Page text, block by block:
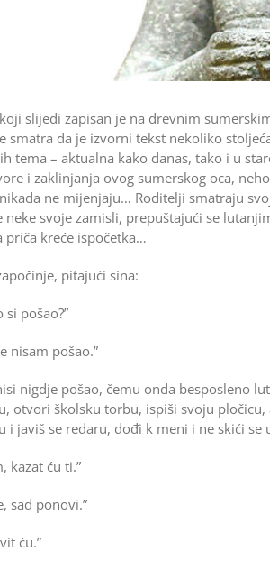
slijedi zapisan je na drevnim
smatra da je izvorni tekst nekoliko
tema – aktualna kako danas, tako i u
i zaklinjanja ovog sumerskog oca,
ne mijenjaju… Roditelji smatraju
neke svoje zamisli, prepuštajući se
priča kreće ispočetka…
pitajući sina:
si pošao?”
nisam pošao.”
nigdje pošao, čemu onda besposleno
otvori školsku torbu, ispiši svoju pločicu,
i javiš se redaru, dođi k meni i ne skići se
kazat ću ti.”
sad ponovi.”
ću.”